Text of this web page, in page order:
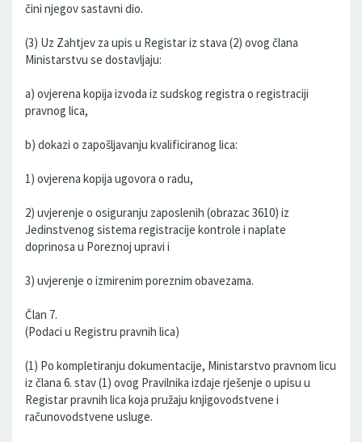
čini njegov sastavni dio.
(3) Uz Zahtjev za upis u Registar iz stava (2) ovog člana
Ministarstvu se dostavljaju:
a) ovjerena kopija izvoda iz sudskog registra o registraciji
pravnog lica,
b) dokazi o zapošljavanju kvalificiranog lica:
1) ovjerena kopija ugovora o radu,
2) uvjerenje o osiguranju zaposlenih (obrazac 3610) iz
Jedinstvenog sistema registracije kontrole i naplate
doprinosa u Poreznoj upravi i
3) uvjerenje o izmirenim poreznim obavezama.
Član 7.
(Podaci u Registru pravnih lica)
(1) Po kompletiranju dokumentacije, Ministarstvo pravnom licu
iz člana 6. stav (1) ovog Pravilnika izdaje rješenje o upisu u
Registar pravnih lica koja pružaju knjigovodstvene i
računovodstvene usluge.